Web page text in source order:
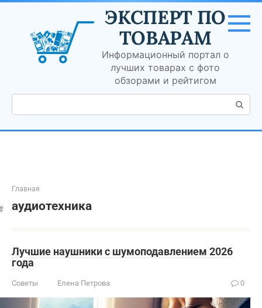
Перейти
контенту
ЭКСПЕРТ ПО
ТОВАРАМ
Информационный портал о
лучших товарах с фото
обзорами и рейтигом
Поиск:
Главная
аудиотехника
Лучшие наушники с шумоподавлением 2026
года
Советы Елена Петрова 0